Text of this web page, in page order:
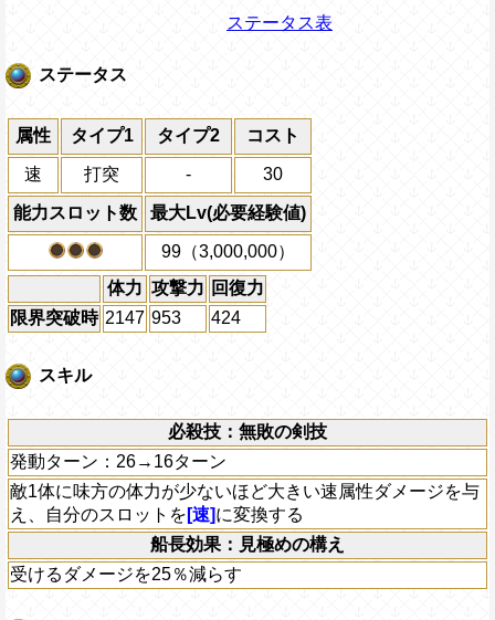
ステータス表
ステータス
属性 タイプ1 タイプ2 コスト
速 打突 - 30
能力スロット数 最大Lv(必要経験値)
99（3,000,000）
体力 攻撃力 回復力
限界突破時 2147 953 424
スキル
必殺技：無敗の剣技
発動ターン：26→16ターン
敵1体に味方の体力が少ないほど大きい速属性ダメージを与
え、自分のスロットを [速]に変換する
船長効果：見極めの構え
受けるダメージを25％減らす